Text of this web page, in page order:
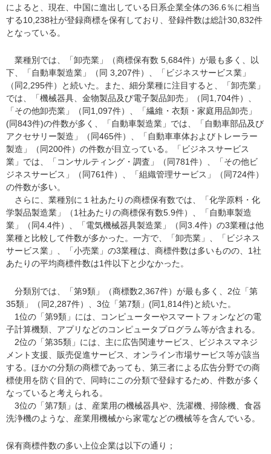
によると、現在、中国に進出している日系企業全体の36.6％に相当
する10,238社が登録商標を保有しており、登録件数は総計30,832件
となっている。
業種別では、「卸売業」（商標保有数 5,684件）が最も多く、以
下、「自動車製造業」（同 3,207件）、「ビジネスサービス業」
（同2,295件）と続いた。また、細分業種に注目すると、「卸売業」
では、「機械器具、金物製品及び電子製品卸売」（同1,704件）、
「その他卸売業」（同1,097件）、「繊維・衣類・家庭用品卸売」
(同843件)の件数が多く、「自動車製造業」では、「自動車部品及び
アクセサリー製造」（同465件）、「自動車車体およびトレーラー
製造」（同200件）の件数が目立っている。「ビジネスサービス
業」では、「コンサルティング・調査」（同781件）、「その他ビ
ジネスサービス」（同761件）、「組織管理サービス」（同724件）
の件数が多い。
さらに、業種別に１社あたりの商標保有数では、「化学原料・化
学製品製造業」（1社あたりの商標保有数5.9件）、「自動車製造
業」（同4.4件）、「電気機械器具製造業」（同3.4件）の3業種は他
業種と比較して件数が多かった。一方で、「卸売業」、「ビジネス
サービス業」、「小売業」の3業種は、商標件数は多いものの、1社
あたりの平均商標件数は1件以下と少なかった。
分類別では、「第9類」（商標数2,367件）が最も多く、2位「第
35類」（同2,287件）、3位「第7類」(同1,814件)と続いた。
1位の「第9類」には、コンピューターやスマートフォンなどの電
子計算機類、アプリなどのコンピュータプログラム等が含まれる。
2位の「第35類」には、主に広告関連サービス、ビジネスマネジ
メント支援、販売促進サービス、オンライン市場サービス等が該当
する。ほかの分類の商標であっても、第三者による広告分野での商
標使用を防ぐ目的で、同時にこの分類で登録するため、件数が多く
なっていると考えられる。
3位の「第7類」は、産業用の機械器具や、洗濯機、掃除機、食器
洗浄機のような、産業用機械から家電などの機械等を含んでいる。
保有商標件数の多い上位企業は以下の通り；